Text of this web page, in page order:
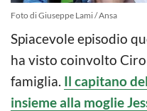
Foto di Giuseppe Lami / Ansa
Spiacevole episodio
ha visto coinvolto
famiglia. Il capitano
insieme alla moglie